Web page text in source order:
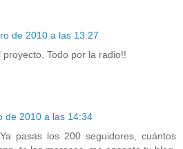
de 2010 a las 13:27
Todo por la radio!!
de 2010 a las 14:34
pasas los 200 seguidores, cuántos